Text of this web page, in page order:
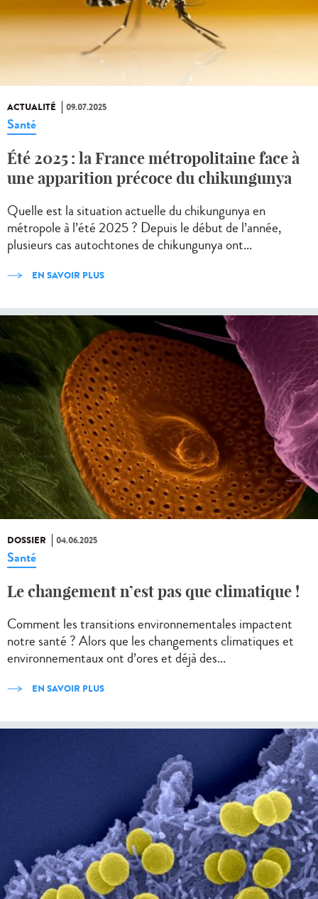
ACTUALITÉ 09.07.2025
Santé
Été 2025 : la France métropolitaine face à
une apparition précoce du chikungunya
Quelle est la situation actuelle du chikungunya en
métropole à l’été 2025 ? Depuis le début de l’année,
plusieurs cas autochtones de chikungunya ont...
EN SAVOIR PLUS
DOSSIER 04.06.2025
Santé
Le changement n’est pas que climatique !
Comment les transitions environnementales impactent
notre santé ? Alors que les changements climatiques et
environnementaux ont d’ores et déjà des...
EN SAVOIR PLUS